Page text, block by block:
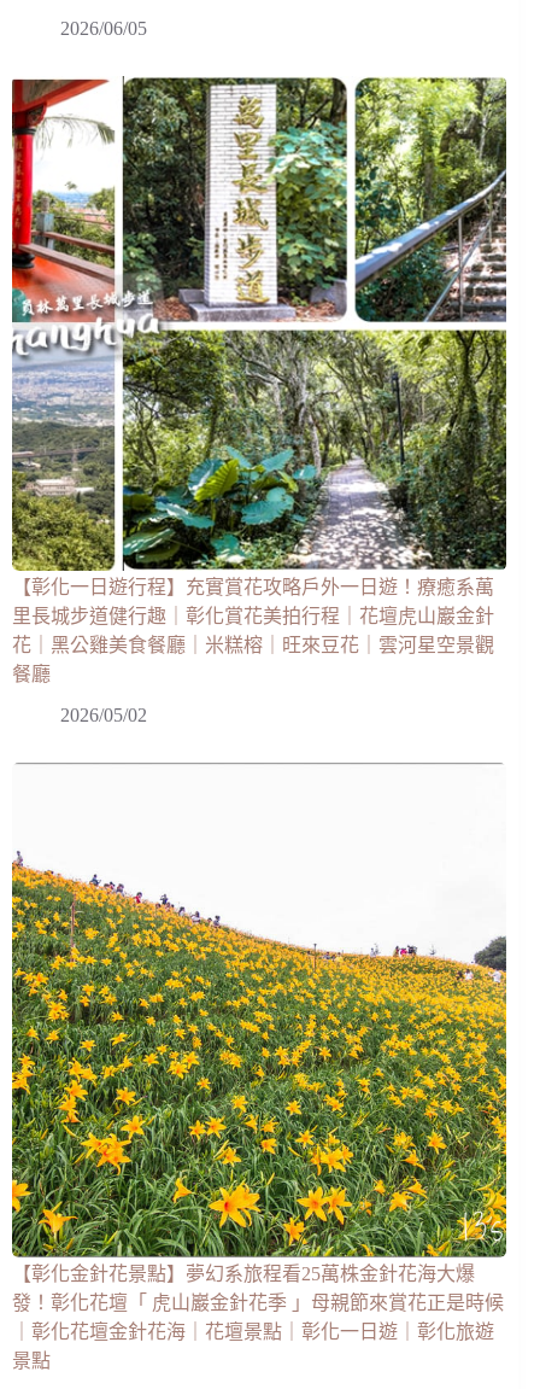
2026/06/05
【彰化一日遊行程】充實賞花攻略戶外一日遊！療癒系萬
里長城步道健行趣｜彰化賞花美拍行程｜花壇虎山巖金針
花｜黑公雞美食餐廳｜米糕榕｜旺來豆花｜雲河星空景觀
餐廳
2026/05/02
【彰化金針花景點】夢幻系旅程看25萬株金針花海大爆
發！彰化花壇「 虎山巖金針花季 」母親節來賞花正是時候
｜彰化花壇金針花海｜花壇景點｜彰化一日遊｜彰化旅遊
景點